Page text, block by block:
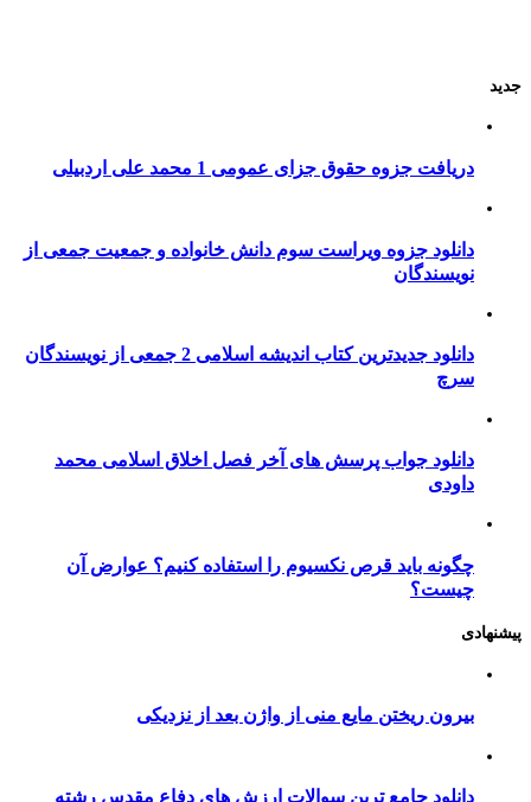
جدید
دریافت جزوه حقوق جزای عمومی 1 محمد علی اردبیلی
دانلود جزوه ویراست سوم دانش خانواده و جمعیت جمعی از
نویسندگان
دانلود جدیدترین کتاب اندیشه اسلامی 2 جمعی از نویسندگان
سرچ
دانلود جواب پرسش های آخر فصل اخلاق اسلامی محمد
داودی
چگونه باید قرص نکسیوم را استفاده کنیم؟ عوارض آن
چیست؟
پیشنهادی
بیرون ریختن مایع منی از واژن بعد از نزدیکی
دانلود جامع ترین سوالات ارزش های دفاع مقدس رشته